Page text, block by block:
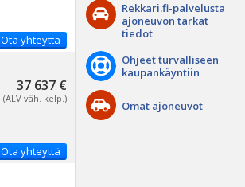
Ota yhteyttä
37 637 €
(ALV väh. kelp.)
Ota yhteyttä
Rekkari.fi-palvelusta
ajoneuvon tarkat
tiedot
Ohjeet turvalliseen
kaupankäyntiin
Omat ajoneuvot